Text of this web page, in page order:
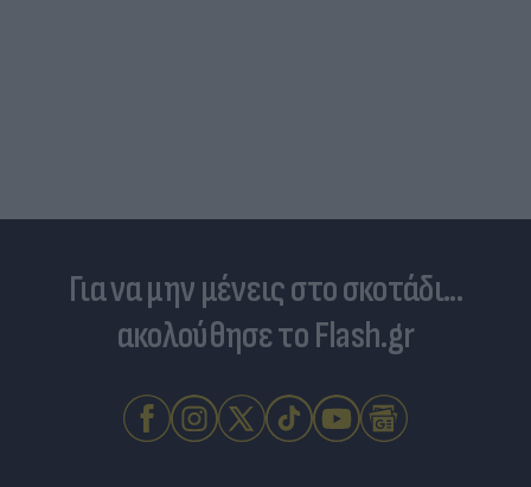
Για να μην μένεις στο σκοτάδι...
ακολούθησε το Flash.gr